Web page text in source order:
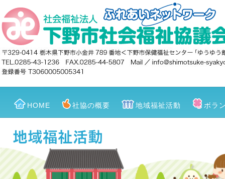
HOME 社協の概要 地域福祉活動 ボラ